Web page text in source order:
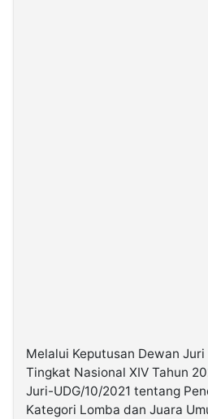
Melalui Keputusan Dewan
Tingkat Nasional XIV Tahun
Juri-UDG/10/2021 tentang
Kategori Lomba dan Juara